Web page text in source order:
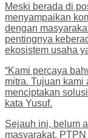
Meski berada di
menyampaikan
dengan
pentingnya
ekosistem usaha
“Kami percaya
mitra. Tujuan
menciptakan
kata Yusuf.
Sejauh ini, belum
masyarakat,